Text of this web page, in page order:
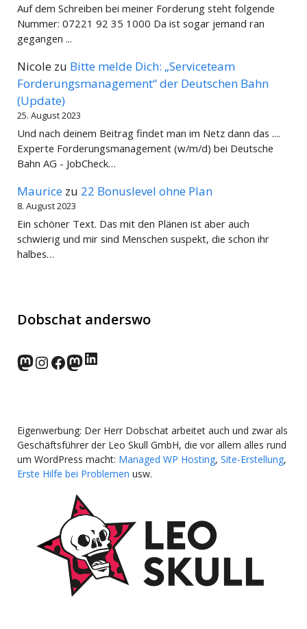
Auf dem Schreiben bei meiner Forderung steht folgende
Nummer: 07221 92 35 1000 Da ist sogar jemand ran
gegangen ...
Nicole zu Bitte melde Dich: „Serviceteam
Forderungsmanagement“ der Deutschen Bahn
(Update)
25. August 2023
Und nach deinem Beitrag findet man im Netz dann das ....
Experte Forderungsmanagement (w/m/d) bei Deutsche
Bahn AG - JobCheck…
Maurice zu 22 Bonuslevel ohne Plan
8. August 2023
Ein schöner Text. Das mit den Plänen ist aber auch
schwierig und mir sind Menschen suspekt, die schon ihr
halbes…
Dobschat anderswo
norden.social
Instagram
Facebook
wp-punks.social
LinkedIn
Eigenwerbung: Der Herr Dobschat arbeitet auch und zwar als
Geschäftsführer der Leo Skull GmbH, die vor allem alles rund
um WordPress macht: Managed WP Hosting, Site-Erstellung,
Erste Hilfe bei Problemen usw.